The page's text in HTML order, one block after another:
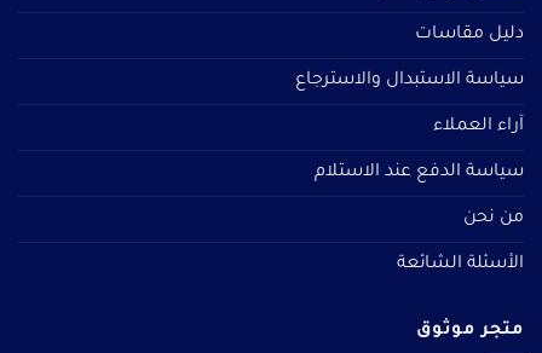
دليل مقاسات
سياسة الاستبدال والاسترجاع
آراء العملاء
سياسة الدفع عند الاستلام
من نحن
الأسئلة الشائعة
متجر موثوق